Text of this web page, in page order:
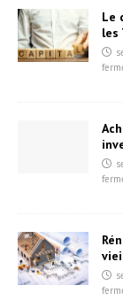
Le
les